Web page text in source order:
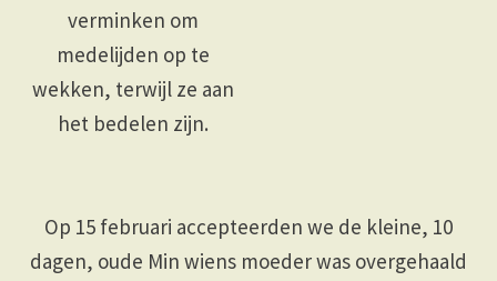
verminken om
medelijden op te
wekken, terwijl ze aan
het bedelen zijn.
Op 15 februari accepteerden we de kleine, 10
dagen, oude Min wiens moeder was overgehaald